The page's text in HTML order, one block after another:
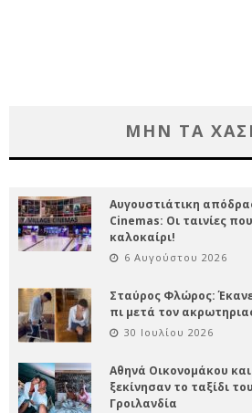
ΜΗΝ ΤΑ
Αυγουστιάτικη
Cinemas: Οι ταινίες
καλοκαίρι!
6 Αυγούστου 2026
Σταύρος Φλώρος:
πι μετά τον
30 Ιουλίου 2026
Αθηνά Οικονομάκου
ξεκίνησαν το ταξίδι
Γροιλανδία